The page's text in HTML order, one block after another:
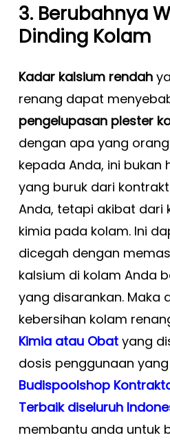
3. Berubahnya
Dinding Kolam
Kadar kalsium rendah
renang dapat
pengelupasan plester
dengan apa yang
kepada Anda, ini bukan
yang buruk dari
Anda, tetapi akibat dari
kimia pada kolam. Ini
dicegah dengan
kalsium di kolam Anda
yang disarankan. Maka
kebersihan kolam
Kimia atau Obatyang
dosis penggunaan
Budispoolshop
Terbaik diseluruh
membantu anda untuk